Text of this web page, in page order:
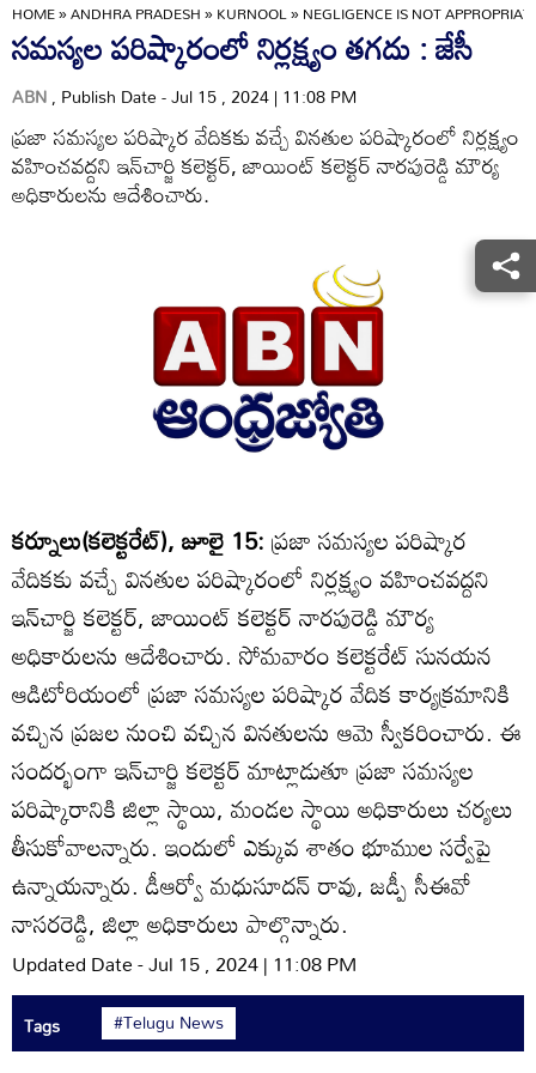
HOME»ANDHRA PRADESH»KURNOOL»NEGLIGENCE IS NOT
సమస్యల పరిష్కారంలో నిర్లక్ష్యం తగదు : జేసీ
ABN, Publish Date - Jul 15 , 2024 | 11:08 PM
ప్రజా సమస్యల పరిష్కార వేదికకు వచ్చే వినతుల పరిష్కారంలో నిర్లక్ష్యం
వహించవద్దని ఇన్‌చార్జి కలెక్టర్‌, జాయింట్‌ కలెక్టర్‌ నారపురెడ్డి మౌర్య
అధికారులను ఆదేశించారు.
కర్నూలు(కలెక్టరేట్‌), జూలై 15:ప్రజా సమస్యల పరిష్కార
వేదికకు వచ్చే వినతుల పరిష్కారంలో నిర్లక్ష్యం వహించవద్దని
ఇన్‌చార్జి కలెక్టర్‌, జాయింట్‌ కలెక్టర్‌ నారపురెడ్డి మౌర్య
అధికారులను ఆదేశించారు. సోమవారం కలెక్టరేట్‌ సునయన
ఆడిటోరియంలో ప్రజా సమస్యల పరిష్కార వేదిక కార్యక్రమానికి
వచ్చిన ప్రజల నుంచి వచ్చిన వినతులను ఆమె స్వీకరించారు. ఈ
సందర్భంగా ఇన్‌చార్జి కలెక్టర్‌ మాట్లాడుతూ ప్రజా సమస్యల
పరిష్కారానికి జిల్లా స్థాయి, మండల స్థాయి అధికారులు చర్యలు
తీసుకోవాలన్నారు. ఇందులో ఎక్కువ శాతం భూముల సర్వేపై
ఉన్నాయన్నారు. డీఆర్వో మధుసూదన్‌ రావు, జడ్పీ సీఈవో
నాసరరెడ్డి, జిల్లా అధికారులు పాల్గొన్నారు.
Updated Date - Jul 15 , 2024 | 11:08 PM
Tags #Telugu News